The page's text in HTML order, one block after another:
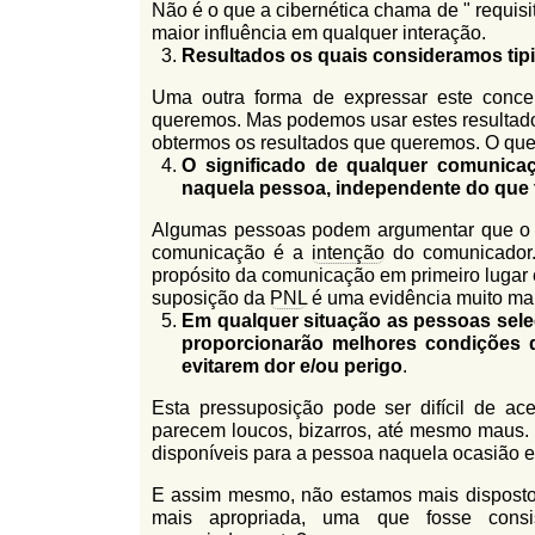
Não é o que a cibernética chama de "
maior influência em qualquer interação.
Resultados os quais consideramos
Uma outra forma de expressar este
queremos. Mas podemos usar estes
obtermos os resultados que queremos. O
O significado de qualquer
naquela pessoa, independente do
Algumas pessoas podem argumentar que
comunicação é a intençãodo
propósito da comunicação em primeiro
suposição da PNL é uma evidência muito
Em qualquer situação as pessoas
proporcionarão melhores
evitarem dor e/ou perigo.
Esta pressuposição pode ser difícil de
parecem loucos, bizarros, até mesmo
disponíveis para a pessoa naquela ocasião
E assim mesmo, não estamos mais
mais apropriada, uma que fosse